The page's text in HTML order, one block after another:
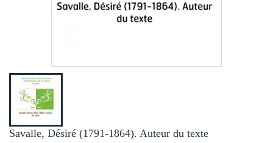
Savalle, Désiré (1791-1864). Auteur du texte